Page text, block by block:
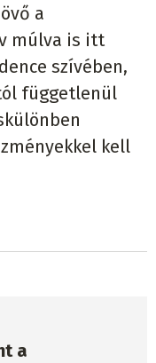
a
múlva is itt
szívében,
függetlenül
kell
a